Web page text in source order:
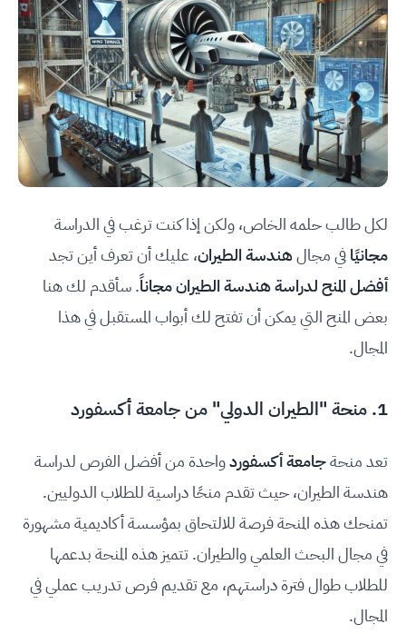
لكل طالب حلمه الخاص، ولكن إذا كنت ترغب في الدراسة
مجانيًافي مجالهندسة الطيران، عليك أن تعرف أين تجد
أفضل المنح لدراسة هندسة الطيران مجاناً. سأقدم لك هنا
بعض المنح التي يمكن أن تفتح لك أبواب المستقبل في هذا
المجال.
1. منحة "الطيران الدولي" من جامعة أكسفورد
تعد منحةجامعة أكسفوردواحدة من أفضل الفرص لدراسة
هندسة الطيران، حيث تقدم منحًا دراسية للطلاب الدوليين.
تمنحك هذه المنحة فرصة للالتحاق بمؤسسة أكاديمية مشهورة
في مجال البحث العلمي والطيران. تتميز هذه المنحة بدعمها
للطلاب طوال فترة دراستهم، مع تقديم فرص تدريب عملي في
المجال.